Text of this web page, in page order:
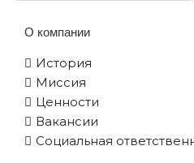
О компании
История
Миссия
Ценности
Вакансии
Социальная